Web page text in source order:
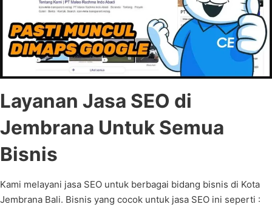
Layanan Jasa SEO di
Jembrana Untuk Semua
Bisnis
Kami melayani jasa SEO untuk berbagai bidang bisnis di Kota
Jembrana Bali. Bisnis yang cocok untuk jasa SEO ini seperti :